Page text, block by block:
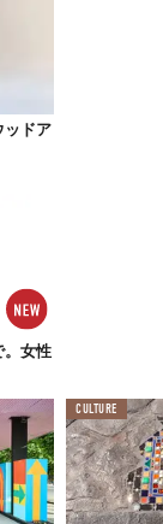
は、ここからは
と並んだ作品を
ッドア
。女性
CULTURE